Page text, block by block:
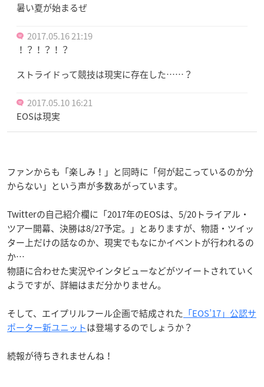
暑い夏が始まるぜ
2017.05.16 21:19
！？！？！？
ストライドって競技は現実に存在した……？
2017.05.10 16:21
EOSは現実
ファンからも「楽しみ！」と同時に「何が起こっているのか分
からない」という声が多数あがっています。
Twitterの自己紹介欄に「2017年のEOSは、5/20トライアル・
ツアー開幕、決勝は8/27予定。」とありますが、物語・ツイッ
ター上だけの話なのか、現実でもなにかイベントが行われるの
か…
物語に合わせた実況やインタビューなどがツイートされていく
ようですが、詳細はまだ分かりません。
そして、エイプリルフール企画で結成された 「EOS’17」公認サ
ポーター新ユニットは登場するのでしょうか？
続報が待ちきれませんね！